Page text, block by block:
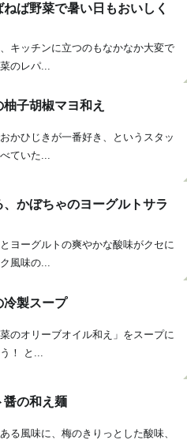
ねば野菜で暑い日もおいしく
キッチンに立つのもなかなか大変で
のレパ...
子胡椒マヨ和え
かひじきが一番好き、というスタッ
ていた...
、かぼちゃのヨーグルトサラ
ヨーグルトの爽やかな酸味がクセに
風味の...
冷製スープ
菜のオリーブオイル和え」をスープに
！ と...
醤の和え麺
る風味に、梅のきりっとした酸味、